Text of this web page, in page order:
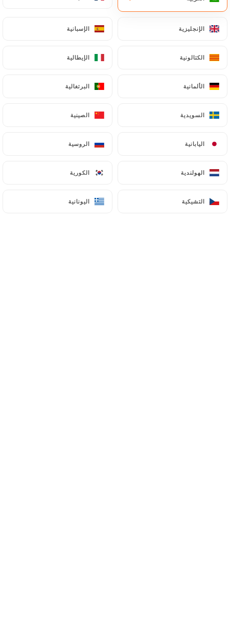
الإنجليزية الإسبانية
الكتالونية الإيطالية
الألمانية البرتغالية
السويدية الصينية
اليابانية الروسية
الهولندية الكورية
التشيكية اليونانية
معرض الصور
الإنجليزية الإسبانية
الكتالونية الإيطالية
الألمانية البرتغالية
السويدية الصينية
اليابانية الروسية
الهولندية الكورية
التشيكية اليونانية